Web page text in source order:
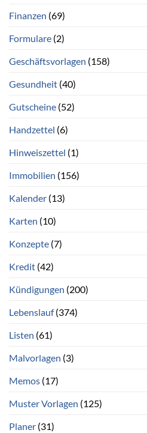
Finanzen (69)
Formulare (2)
Geschäftsvorlagen (158)
Gesundheit (40)
Gutscheine (52)
Handzettel (6)
Hinweiszettel (1)
Immobilien (156)
Kalender (13)
Karten (10)
Konzepte (7)
Kredit (42)
Kündigungen (200)
Lebenslauf(374)
Listen (61)
Malvorlagen (3)
Memos (17)
Muster Vorlagen (125)
Planer (31)